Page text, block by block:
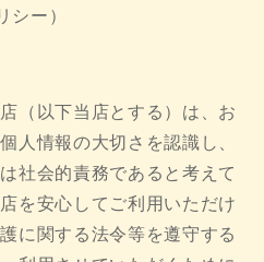
シー）
（以下当店とする）は、お
人情報の大切さを認識し、
社会的責務であると考えて
を安心してご利用いただけ
に関する法令等を遵守する